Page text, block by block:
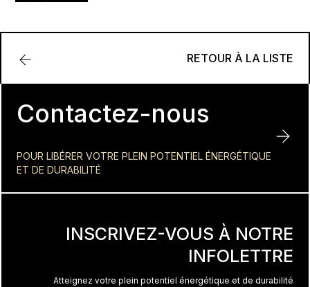
RETOUR À LA LISTE
Contactez-nous
POUR LIBÉRER VOTRE PLEIN POTENTIEL ÉNERGÉTIQUE
ET DE DURABILITÉ
INSCRIVEZ-VOUS À NOTRE
INFOLETTRE
Atteignez votre plein potentiel énergétique et de durabilité